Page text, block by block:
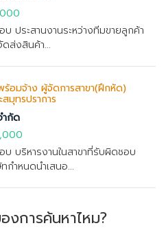
ประสานงานระหว่างทีมขายลูกค้า
ส่งสินค้า...
อมจ้าง ผู้จัดการสาขา(ฝึกหัด)
มุทรปราการ
กัด
บริหารงานในสาขาที่รับผิดชอบ
กำหนดนำเสนอ...
การค้นหาไหม?